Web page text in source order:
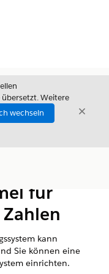
übersetzt. Weitere
wechseln
für
kann
Sie können eine
einrichten.